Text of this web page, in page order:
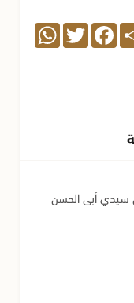
Facebook
Twitter
WhatsApp
هـ : وصية من سيدي أبي الحسن